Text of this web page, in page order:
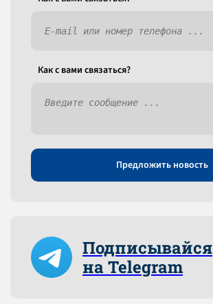
Как c вами связаться?
Предложить новость
Подписывайся
на Telegram